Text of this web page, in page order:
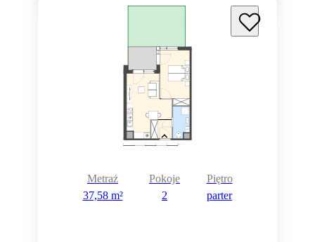
Metraż
37,58 m²
Pokoje
2
Piętro
parter